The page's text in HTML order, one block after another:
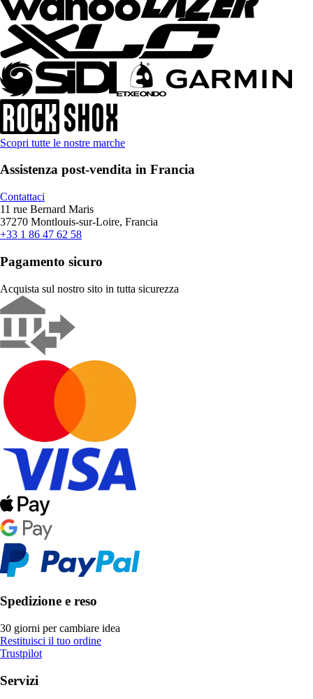
Scopri tutte le nostre marche
Assistenza post-vendita in Francia
Contattaci
11 rue Bernard Maris
37270 Montlouis-sur-Loire, Francia
+33 1 86 47 62 58
Pagamento sicuro
Acquista sul nostro sito in tutta sicurezza
Spedizione e reso
30 giorni per cambiare idea
Restituisci il tuo ordine
Trustpilot
Servizi